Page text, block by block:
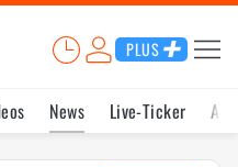
PLUS
News Live-Ticker